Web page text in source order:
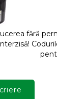
fără